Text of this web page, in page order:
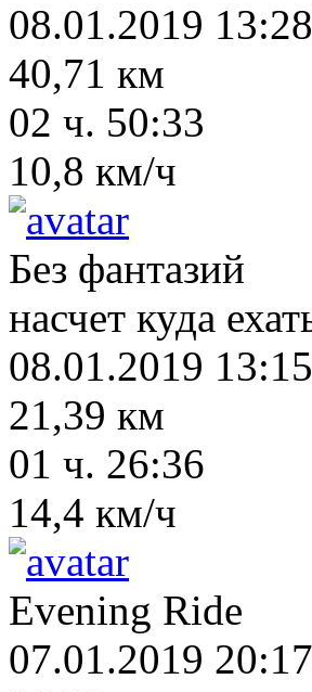
08.01.2019 13:28
40,71 км
02 ч. 50:33
10,8 км/ч
Без фантазий
насчет куда
08.01.2019 13:15
21,39 км
01 ч. 26:36
14,4 км/ч
Evening Ride
07.01.2019 20:17